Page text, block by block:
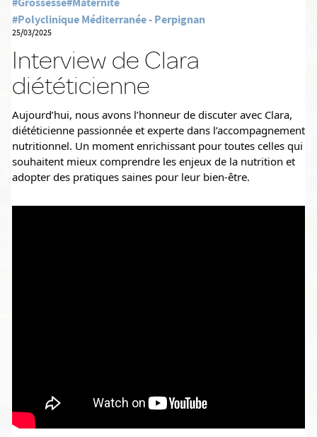
#Polyclinique Méditerranée - Perpignan
25/03/2025
Interview de Clara
diététicienne
Aujourd’hui, nous avons l’honneur de discuter avec Clara,
diététicienne passionnée et experte dans l’accompagnement
nutritionnel. Un moment enrichissant pour toutes celles qui
souhaitent mieux comprendre les enjeux de la nutrition et
adopter des pratiques saines pour leur bien-être.